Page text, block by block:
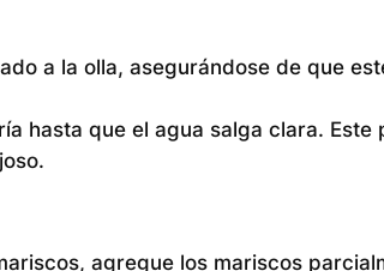
a la olla, asegurándose de que
hasta que el agua salga clara. Este
agregue los mariscos